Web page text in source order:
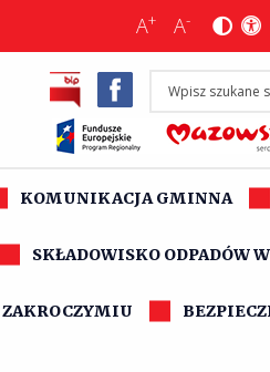
A+ A-
KOMUNIKACJA GMINNA
SKŁADOWISKO ODPADÓW